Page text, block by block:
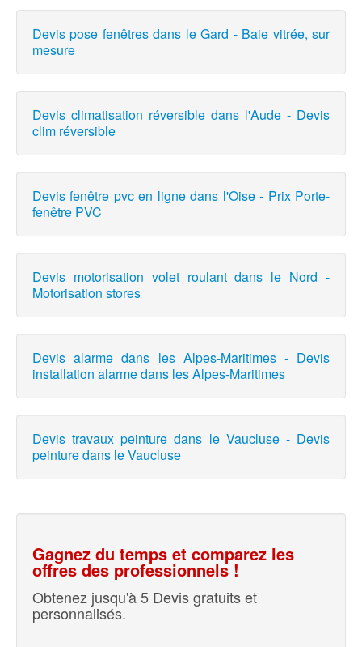
Devis pose fenêtres dans le Gard - Baie vitrée, sur
mesure
Devis climatisation réversible dans l'Aude - Devis
clim réversible
Devis fenêtre pvc en ligne dans l'Oise - Prix Porte-
fenêtre PVC
Devis motorisation volet roulant dans le Nord -
Motorisation stores
Devis alarme dans les Alpes-Maritimes - Devis
installation alarme dans les Alpes-Maritimes
Devis travaux peinture dans le Vaucluse - Devis
peinture dans le Vaucluse
Gagnez du temps et comparez les
offres des professionnels !
Obtenez jusqu'à 5 Devis gratuits et
personnalisés.